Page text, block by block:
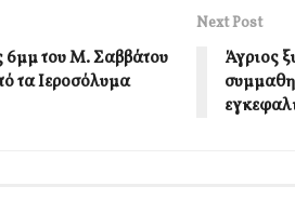
6μμ του Μ. Σαββάτου
τα Ιεροσόλυμα
Next Post
Άγριος